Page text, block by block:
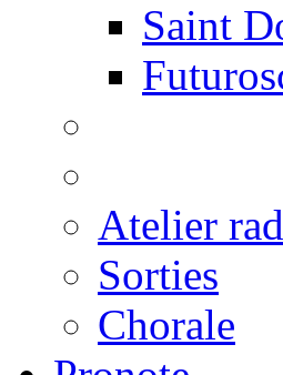
Saint
Atelier
Sorties
Chorale